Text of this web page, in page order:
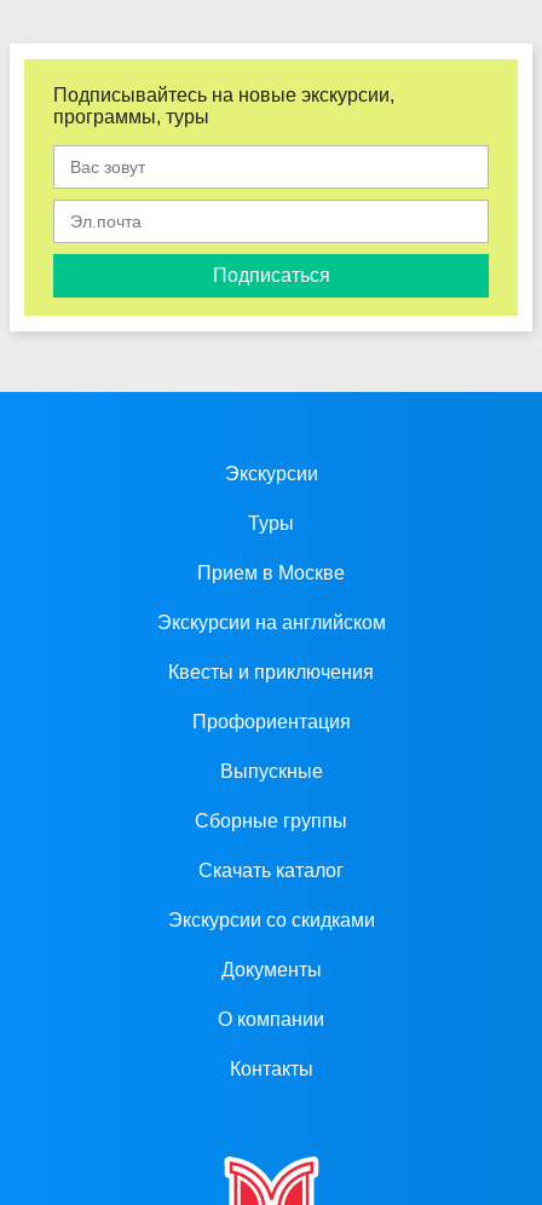
Подписывайтесь на новые экскурсии,
программы, туры
Подписаться
Экскурсии
Туры
Прием в Москве
Экскурсии на английском
Квесты и приключения
Профориентация
Выпускные
Сборные группы
Скачать каталог
Экскурсии со скидками
Документы
О компании
Контакты